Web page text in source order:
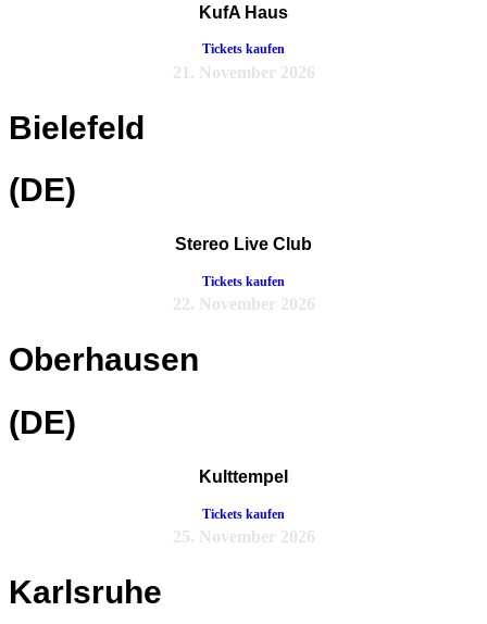
KufA Haus
Tickets kaufen
21. November 2026
Bielefeld
(DE)
Stereo Live Club
Tickets kaufen
22. November 2026
Oberhausen
(DE)
Kulttempel
Tickets kaufen
25. November 2026
Karlsruhe